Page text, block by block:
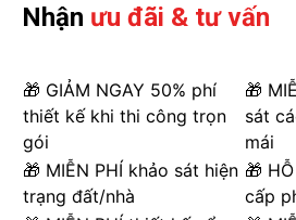
Nhận ưu đãi & tư vấn
🎁 GIẢM NGAY 50% phí
thiết kế khi thi công trọn
gói
🎁
sát
mái
🎁 MIỄN PHÍ khảo sát hiện
trạng đất/nhà
🎁
cấp